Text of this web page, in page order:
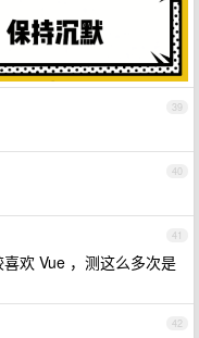
39
40
41
欢 Vue ，测这么多次是
42